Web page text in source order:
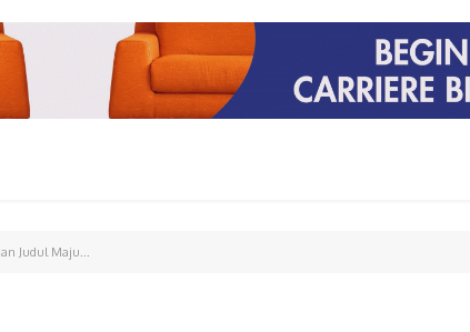
Judul Maju...